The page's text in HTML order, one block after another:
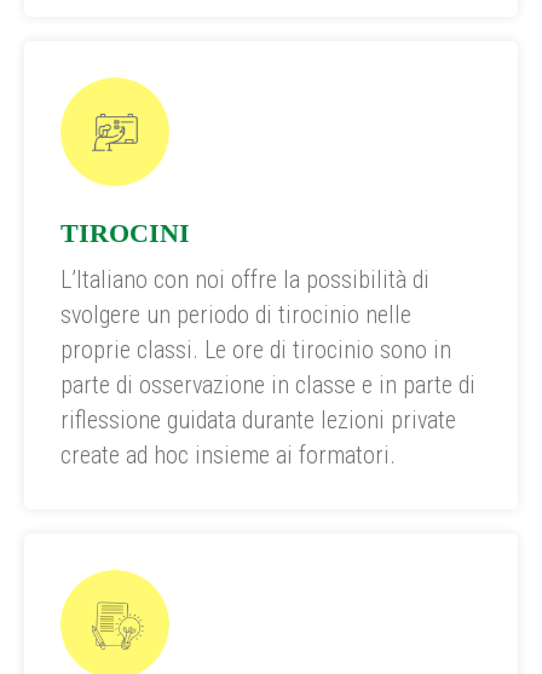
TIROCINI
L’Italiano con noi offre la possibilità di
svolgere un periodo di tirocinio nelle
proprie classi. Le ore di tirocinio sono in
parte di osservazione in classe e in parte di
riflessione guidata durante lezioni private
create ad hoc insieme ai formatori.